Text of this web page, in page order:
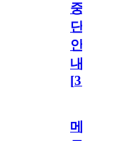
중
단
안
내
[31
메